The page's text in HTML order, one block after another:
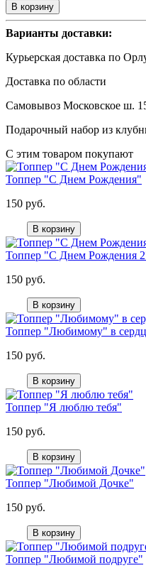
В корзину
Варианты доставки:
Курьерская доставка по
Доставка по области
Самовывоз Московское ш.
Подарочный набор из
С этим товаром покупают
Топпер "С Днем Рождения"
150 руб.
В корзину
Топпер "С Днем Рождения
150 руб.
В корзину
Топпер "Любимому" в
150 руб.
В корзину
Топпер "Я люблю тебя"
150 руб.
В корзину
Топпер "Любимой Дочке"
150 руб.
В корзину
Топпер "Любимой подруге"